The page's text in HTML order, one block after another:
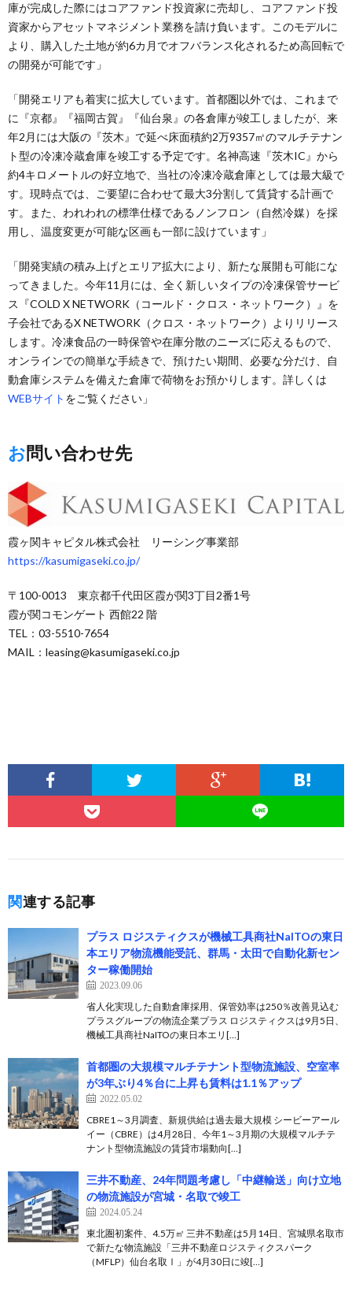
庫が完成した際にはコアファンド投資家に売却し、コアファンド投
資家からアセットマネジメント業務を請け負います。このモデルに
より、購入した土地が約6カ月でオフバランス化されるため高回転で
の開発が可能です」
「開発エリアも着実に拡大しています。首都圏以外では、これまで
に『京都』『福岡古賀』『仙台泉』の各倉庫が竣工しましたが、来
年2月には大阪の『茨木』で延べ床面積約2万9357㎡のマルチテナン
ト型の冷凍冷蔵倉庫を竣工する予定です。名神高速『茨木IC』から
約4キロメートルの好立地で、当社の冷凍冷蔵倉庫としては最大級で
す。現時点では、ご要望に合わせて最大3分割して賃貸する計画で
す。また、われわれの標準仕様であるノンフロン（自然冷媒）を採
用し、温度変更が可能な区画も一部に設けています」
「開発実績の積み上げとエリア拡大により、新たな展開も可能にな
ってきました。今年11月には、全く新しいタイプの冷凍保管サービ
ス『COLD X NETWORK（コールド・クロス・ネットワーク）』を
子会社であるX NETWORK（クロス・ネットワーク）よりリリース
します。冷凍食品の一時保管や在庫分散のニーズに応えるもので、
オンラインでの簡単な手続きで、預けたい期間、必要な分だけ、自
動倉庫システムを備えた倉庫で荷物をお預かりします。詳しくは
WEBサイト をご覧ください」
お問い合わせ先
霞ヶ関キャピタル株式会社 リーシング事業部
https://kasumigaseki.co.jp/
〒100-0013 東京都千代田区霞が関3丁目2番1号
霞が関コモンゲート 西館22 階
TEL：03-5510-7654
MAIL：leasing@kasumigaseki.co.jp
関連する記事
プラス ロジスティクスが機械工具商社NaITOの東日
本エリア物流機能受託、群馬・太田で自動化新セン
ター稼働開始
2023.09.06
省人化実現した自動倉庫採用、保管効率は250％改善見込む
プラスグループの物流企業プラス ロジスティクスは9月5日、
機械工具商社NaITOの東日本エリ[…]
首都圏の大規模マルチテナント型物流施設、空室率
が3年ぶり4％台に上昇も賃料は1.1％アップ
2022.05.02
CBRE1～3月調査、新規供給は過去最大規模 シービーアール
イー（CBRE）は4月28日、今年1～3月期の大規模マルチテ
ナント型物流施設の賃貸市場動向[…]
三井不動産、24年問題考慮し「中継輸送」向け立地
の物流施設が宮城・名取で竣工
2024.05.24
東北圏初案件、4.5万㎡ 三井不動産は5月14日、宮城県名取市
で新たな物流施設「三井不動産ロジスティクスパーク
（MFLP）仙台名取Ⅰ」が4月30日に竣[…]